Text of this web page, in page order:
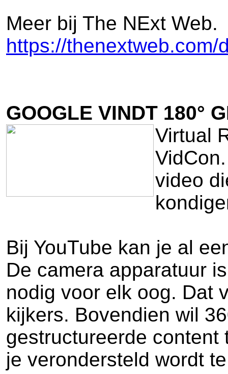
Meer bij The NExt Web.
https://
GOOGLE VINDT 180°
Virtual
video
Bij YouTube kan je al
De camera apparatuur
nodig voor elk oog. Dat
kijkers. Bovendien wil
gestructureerde
je verondersteld wordt